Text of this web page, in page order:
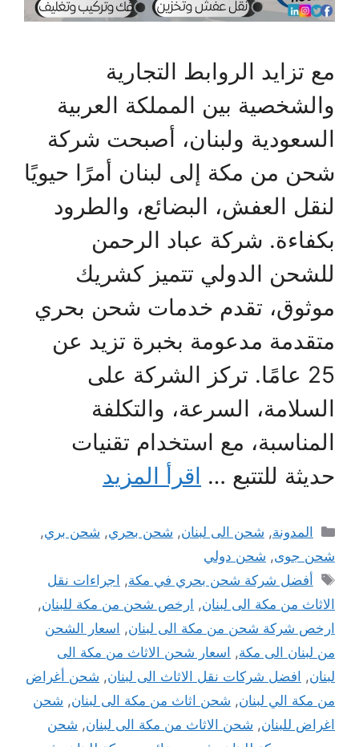
مع تزايد الروابط التجارية
والشخصية بين المملكة العربية
السعودية ولبنان، أصبحت شركة
شحن من مكة إلى لبنان أمرًا حيويًا
لنقل العفش، البضائع، والطرود
بكفاءة. شركة عباد الرحمن
للشحن الدولي تتميز كشريك
موثوق، تقدم خدمات شحن بحري
متقدمة مدعومة بخبرة تزيد عن
25 عامًا. تركز الشركة على
السلامة، السرعة، والتكلفة
المناسبة، مع استخدام تقنيات
حديثة للتتبع … اقرأ المزيد
التصنيفات
المدونة, شحن الى لبنان, شحن بحري, شحن بري,
شحن جوى, شحن دولي
الوسوم
أفضل شركة شحن بحري في مكة, اجراءات نقل
الاثاث من مكة الى لبنان, ارخص شحن من مكة للبنان,
ارخص شركة شحن من مكة الى لبنان, اسعار الشحن
من لبنان الى مكة, اسعار شحن الاثاث من مكة الى
لبنان, افضل شركات نقل الاثاث الى لبنان, شحن أغراض
من مكة الي لبنان, شحن اثاث من مكة الى لبنان, شحن
اغراض للبنان, شحن الاثاث من مكة الى لبنان, شحن